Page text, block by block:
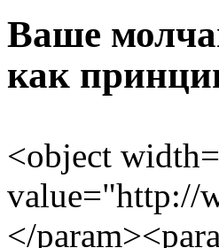
Ваше
как
<object
value="http://
</